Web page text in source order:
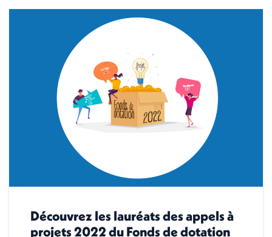
Découvrez les lauréats des appels à
projets 2022 du Fonds de dotation